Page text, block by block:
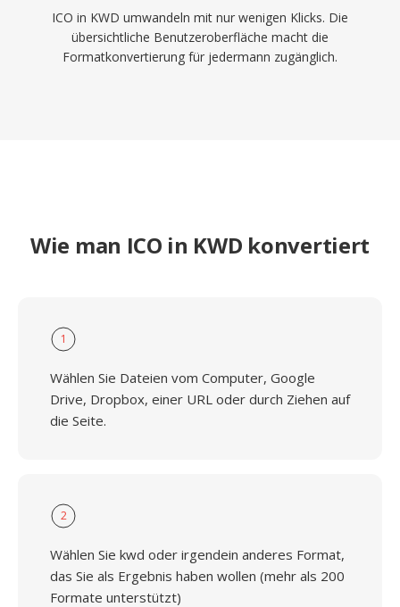
ICO in KWD umwandeln mit nur wenigen Klicks. Die
übersichtliche Benutzeroberfläche macht die
Formatkonvertierung für jedermann zugänglich.
Wie man ICO in KWD konvertiert
1
Wählen Sie Dateien vom Computer, Google
Drive, Dropbox, einer URL oder durch Ziehen auf
die Seite.
2
Wählen Sie kwd oder irgendein anderes Format,
das Sie als Ergebnis haben wollen (mehr als 200
Formate unterstützt)